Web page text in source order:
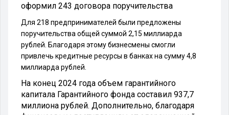
оформил 243 договора поручительства
Для 218 предпринимателей были предложены
поручительства общей суммой 2,15 миллиарда
рублей. Благодаря этому бизнесмены смогли
привлечь кредитные ресурсы в банках на сумму 4,8
миллиарда рублей.
На конец 2024 года объем гарантийного
капитала Гарантийного фонда составил 937,7
миллиона рублей. Дополнительно, благодаря